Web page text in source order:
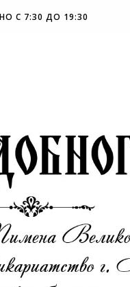
С 7:30 ДО 19:30